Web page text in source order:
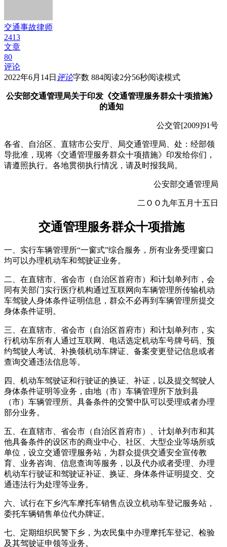
交通事故律师
2413
文章
80
评论
2022年6月14日 评论字数 884阅读2分56秒阅读模式
公安部交通管理局关于印发《交通管理服务群众十项措施》
的通知
公交管[2009]91号
各省、自治区、直辖市公安厅、局交通管理局、处：经部领
导批准，现将《交通管理服务群众十项措施》印发给你们，
请遵照执行。各地贯彻执行情况，请及时报我局。
公安部交通管理局
二ＯＯ九年五月十五日
交通管理服务群众十项措施
一、实行车辆管理所“一窗式”综合服务，所有业务受理窗口
均可以办理机动车和驾驶证业务。
二、在直辖市、省会市（自治区首府市）和计划单列市，会
同有关部门实行医疗机构通过互联网向车辆管理所传输机动
车驾驶人身体条件证明信息，群众不必再到车辆管理所提交
身体条件证明。
三、在直辖市、省会市（自治区首府市）和计划单列市，实
行机动车所有人通过互联网、电话选定机动车号牌号码、预
约驾驶人考试、补换领机动车牌证、备案变更登记信息或者
查询交通违法信息等。
四、机动车驾驶证和行驶证的换证、补证，以及提交驾驶人
身体条件证明等业务，由地（市）车辆管理所下放到县
（市）车辆管理所。具备条件的交警中队可以受理或者办理
部分业务。
五、在直辖市、省会市（自治区首府市）、计划单列市和其
他具备条件的设区市的商业中心、社区、大型企业等场所或
单位，设立交通管理服务站，为群众提供交通安全宣传教
育、业务咨询、信息查询等服务，以及代办或者受理、办理
机动车行驶证和驾驶证补证、换证、身体条件证明提交、交
通违法行为处理等业务。
六、试行在下乡汽车摩托车销售点设立机动车登记服务站，
委托车辆销售单位代办牌证。
七、定期组织民警下乡，为农民集中办理摩托车登记、检验
及其驾驶证申领等业务。